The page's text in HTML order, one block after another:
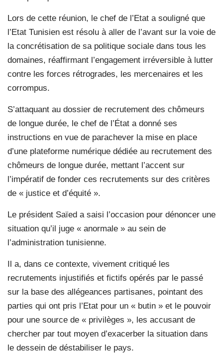
Lors de cette réunion, le chef de l’Etat a souligné que
l’Etat Tunisien est résolu à aller de l’avant sur la voie de
la concrétisation de sa politique sociale dans tous les
domaines, réaffirmant l’engagement irréversible à lutter
contre les forces rétrogrades, les mercenaires et les
corrompus.
S’attaquant au dossier de recrutement des chômeurs
de longue durée, le chef de l’État a donné ses
instructions en vue de parachever la mise en place
d’une plateforme numérique dédiée au recrutement des
chômeurs de longue durée, mettant l’accent sur
l’impératif de fonder ces recrutements sur des critères
de « justice et d’équité ».
Le président Saïed a saisi l’occasion pour dénoncer une
situation qu’il juge « anormale » au sein de
l’administration tunisienne.
Il a, dans ce contexte, vivement critiqué les
recrutements injustifiés et fictifs opérés par le passé
sur la base des allégeances partisanes, pointant des
parties qui ont pris l’Etat pour un « butin » et le pouvoir
pour une source de « privilèges », les accusant de
chercher par tout moyen d’exacerber la situation dans
le dessein de déstabiliser le pays.